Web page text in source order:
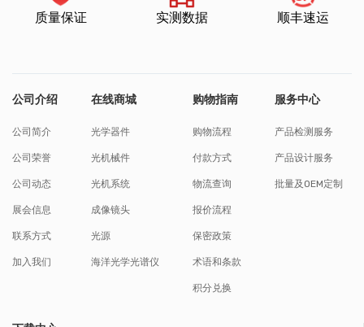
质量保证 实测数据 顺丰速运
公司介绍
公司简介
公司荣誉
公司动态
展会信息
联系方式
加入我们
在线商城
光学器件
光机械件
光机系统
成像镜头
光源
海洋光学光谱仪
购物指南
购物流程
付款方式
物流查询
报价流程
保密政策
术语和条款
积分兑换
服务中心
产品检测服务
产品设计服务
批量及OEM定制